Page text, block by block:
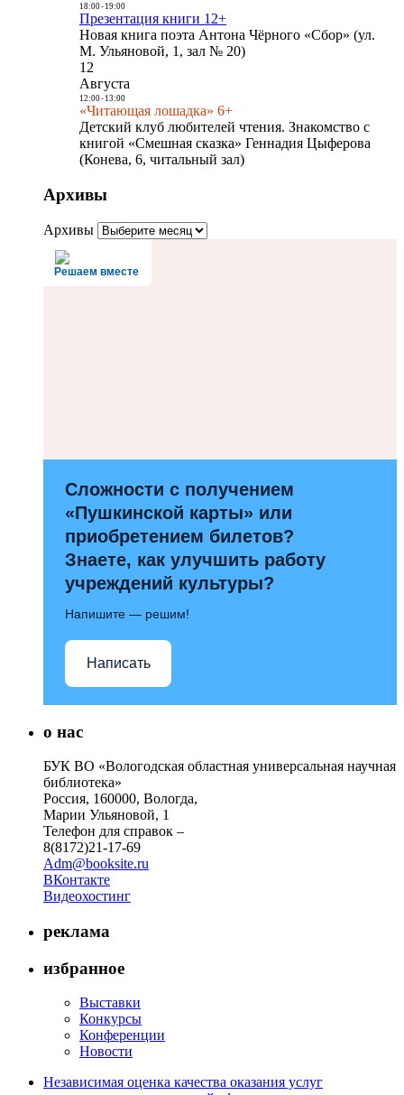
18:00- 19:00
Презентация книги 12+
Новая книга поэта Антона Чёрного «Сбор» (ул.
М. Ульяновой, 1, зал № 20)
12
Августа
12:00- 13:00
«Читающая лошадка» 6+
Детский клуб любителей чтения. Знакомство с
книгой «Смешная сказка» Геннадия Цыферова
(Конева, 6, читальный зал)
Архивы
Архивы
Решаем вместе
Сложности с получением
«Пушкинской карты» или
приобретением билетов?
Знаете, как улучшить работу
учреждений культуры?
Напишите — решим!
Написать
о нас
БУК ВО «Вологодская областная универсальная научная
библиотека»
Россия, 160000, Вологда,
Марии Ульяновой, 1
Телефон для справок –
8(8172)21-17-69
Adm@booksite.ru
ВКонтакте
Видеохостинг
реклама
избранное
Выставки
Конкурсы
Конференции
Новости
Независимая оценка качества оказания услуг